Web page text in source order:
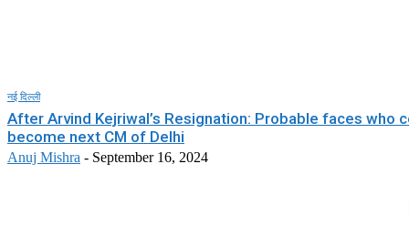
नई दिल्ली
After Arvind Kejriwal’s Resignation: Probable faces who
become next CM of Delhi
Anuj Mishra - September 16, 2024